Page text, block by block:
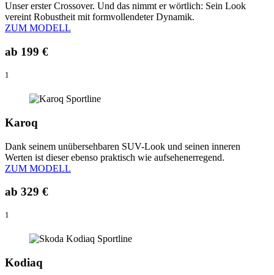
Unser erster Crossover. Und das nimmt er wörtlich: Sein Look
vereint Robustheit mit formvollendeter Dynamik.
ZUM MODELL
ab 199 €
1
Karoq
Dank seinem unübersehbaren SUV-Look und seinen inneren
Werten ist dieser ebenso praktisch wie aufsehenerregend.
ZUM MODELL
ab 329 €
1
Kodiaq